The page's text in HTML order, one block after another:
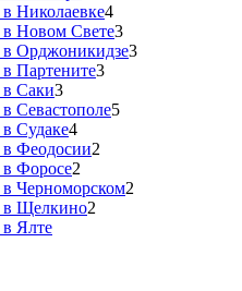
Николаевке4
Новом Свете3
Орджоникидзе3
Партените3
Саки3
Севастополе5
Судаке4
Феодосии2
Форосе2
Черноморском2
в Щелкино2
Ялте